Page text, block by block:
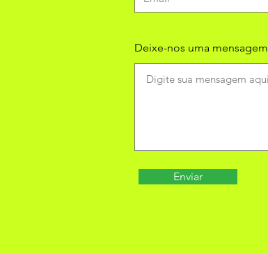
Deixe-nos uma mensagem
Enviar